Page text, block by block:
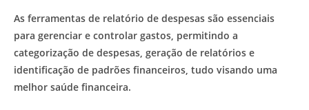
As ferramentas de relatório de despesas são essenciais
para gerenciar e controlar gastos, permitindo a
categorização de despesas, geração de relatórios e
identificação de padrões financeiros, tudo visando uma
melhor saúde financeira.